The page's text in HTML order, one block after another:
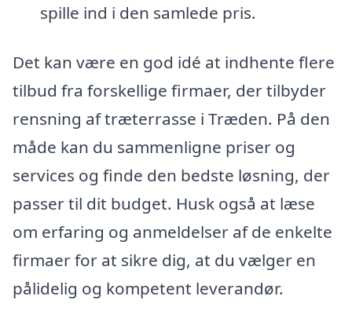
spille ind i den samlede pris.
Det kan være en god idé at indhente flere
tilbud fra forskellige firmaer, der tilbyder
rensning af træterrasse i Træden. På den
måde kan du sammenligne priser og
services og finde den bedste løsning, der
passer til dit budget. Husk også at læse
om erfaring og anmeldelser af de enkelte
firmaer for at sikre dig, at du vælger en
pålidelig og kompetent leverandør.